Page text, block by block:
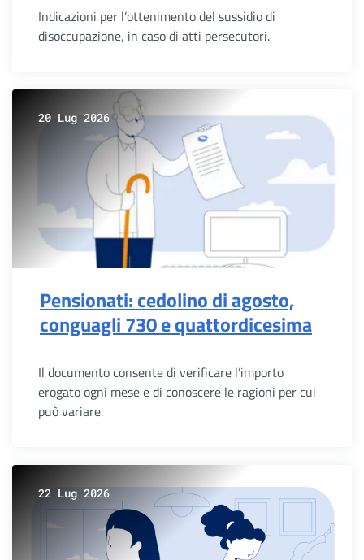
Indicazioni per l’ottenimento del sussidio di
disoccupazione, in caso di atti persecutori.
20 Lug 2026
Pensionati: cedolino di agosto,
conguagli 730 e quattordicesima
Il documento consente di verificare l’importo
erogato ogni mese e di conoscere le ragioni per cui
può variare.
22 Lug 2026